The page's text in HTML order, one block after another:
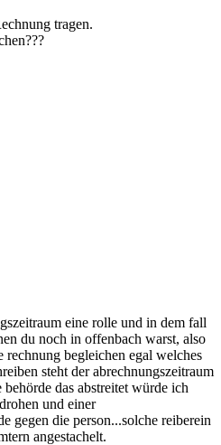
tragen.
eine rolle und in dem fall
du noch in offenbach warst, also
rechnung begleichen egal welches
steht der abrechnungszeitraum
das abstreitet würde ich
und einer
gegen die person...solche reiberein
angestachelt.